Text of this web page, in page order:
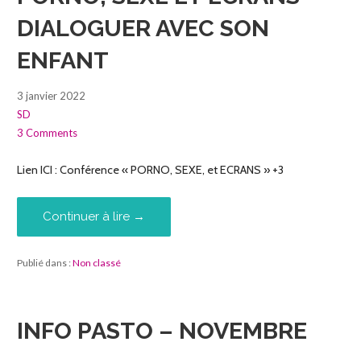
DIALOGUER AVEC SON
ENFANT
3 janvier 2022
SD
3 Comments
Lien ICI : Conférence « PORNO, SEXE, et ECRANS » +3
Continuer à lire →
Publié dans :Non classé
INFO PASTO – NOVEMBRE